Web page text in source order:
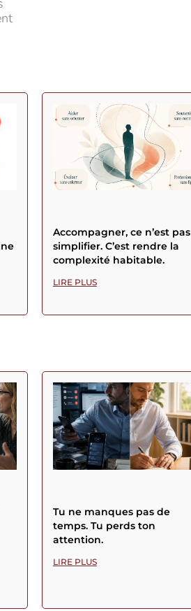
Accompagner, ce n’est pas
simplifier. C’est rendre la
complexité habitable.
LIRE PLUS
Tu ne manques pas de
temps. Tu perds ton
attention.
LIRE PLUS